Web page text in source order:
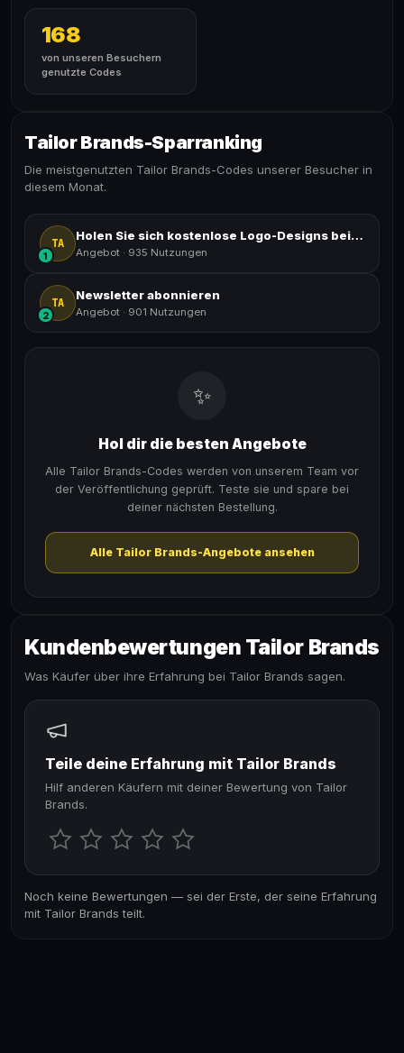
168
von unseren Besuchern
genutzte Codes
Tailor Brands-Sparranking
Die meistgenutzten Tailor Brands-Codes unserer Besucher in
diesem Monat.
TA
1
Holen Sie sich kostenlose Logo-Designs bei Tailor Brands
Angebot · 935 Nutzungen
TA
2
Newsletter abonnieren
Angebot · 901 Nutzungen
✨
Hol dir die besten Angebote
Alle Tailor Brands-Codes werden von unserem Team vor
der Veröffentlichung geprüft. Teste sie und spare bei
deiner nächsten Bestellung.
Alle Tailor Brands-Angebote ansehen
Kundenbewertungen Tailor Brands
Was Käufer über ihre Erfahrung bei Tailor Brands sagen.
Teile deine Erfahrung mit Tailor Brands
Hilf anderen Käufern mit deiner Bewertung von Tailor
Brands.
Noch keine Bewertungen — sei der Erste, der seine Erfahrung
mit Tailor Brands teilt.